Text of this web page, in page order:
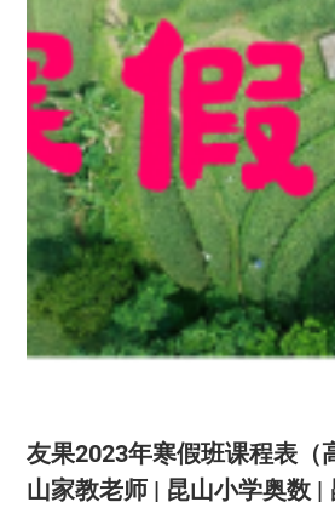
友果2023年寒假班课程表（
山家教老师 | 昆山小学奥数 |